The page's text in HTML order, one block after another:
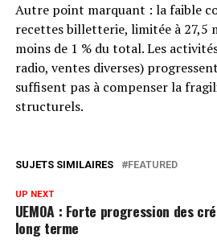
Autre point marquant : la faible
recettes billetterie, limitée à 27,5
moins de 1 % du total. Les
radio, ventes diverses)
suffisent pas à compenser la
structurels.
SUJETS SIMILAIRES FEATURED
UP NEXT
UEMOA : Forte progression des
long terme